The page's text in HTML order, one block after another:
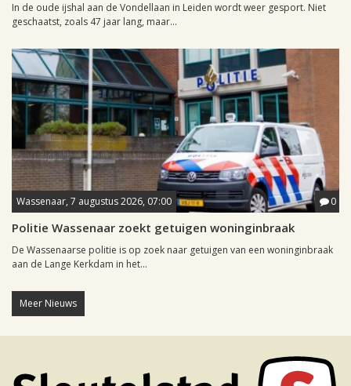
In de oude ijshal aan de Vondellaan in Leiden wordt weer gesport. Niet
geschaatst, zoals 47 jaar lang, maar...
Wassenaar, 7 augustus 2026, 07:00 0
Politie Wassenaar zoekt getuigen woninginbraak
De Wassenaarse politie is op zoek naar getuigen van een woninginbraak
aan de Lange Kerkdam in het...
Meer Nieuws